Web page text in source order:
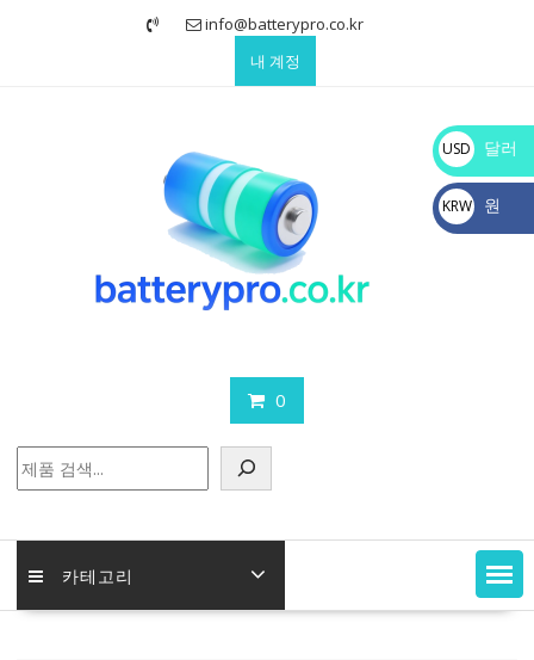
info@batterypro.co.kr
내 계정
0
색
카테고리
USD
$
달러
KRW
₩
원